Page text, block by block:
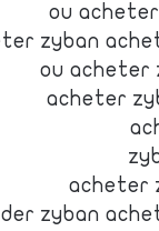
ou
zyban
ou acheter
acheter
acheter
zyban